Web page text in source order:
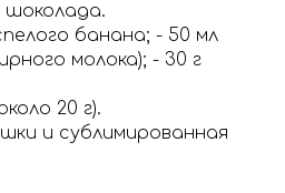
шоколада.
банана; - 50 мл
молока); - 30 г
20 г).
и сублимированная